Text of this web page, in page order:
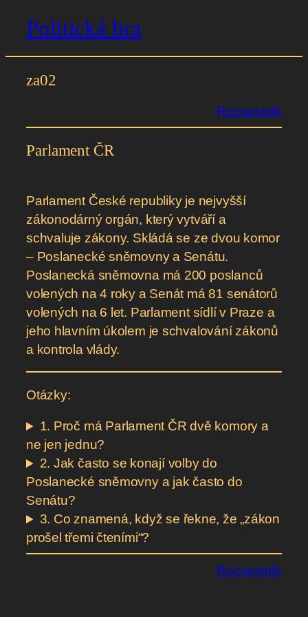
Přeskočit
obsah
Politická hra
za02
Rozcestník
Parlament ČR
Parlament České republiky je nejvyšší
zákonodárný orgán, který vytváří a
schvaluje zákony. Skládá se ze dvou komor
– Poslanecké sněmovny a Senátu.
Poslanecká sněmovna má 200 poslanců
volených na 4 roky a Senát má 81 senátorů
volených na 6 let. Parlament sídlí v Praze a
jeho hlavním úkolem je schvalování zákonů
a kontrola vlády.
Otázky:
1. Proč má Parlament ČR dvě komory a
ne jen jednu?
2. Jak často se konají volby do
Poslanecké sněmovny a jak často do
Senátu?
3. Co znamená, když se řekne, že „zákon
prošel třemi čteními“?
Rozcestník